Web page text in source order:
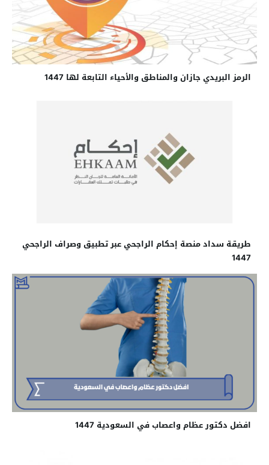
الرمز البريدي جازان والمناطق والأحياء التابعة لها 1447
طريقة سداد منصة إحكام الراجحي عبر تطبيق وصراف الراجحي
1447
افضل دكتور عظام واعصاب في السعودية 1447